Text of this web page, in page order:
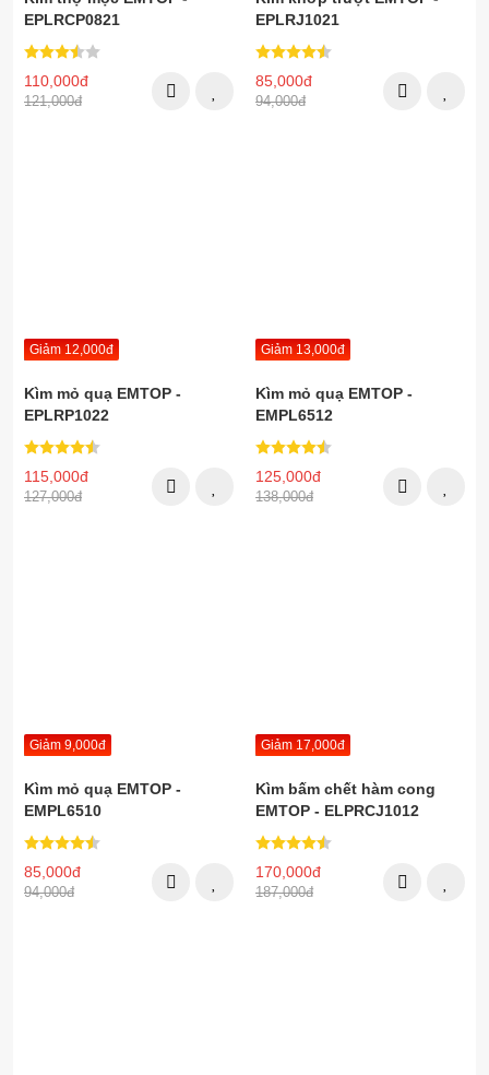
EPLRCP0821
110,000đ
121,000đ
EPLRJ1021
85,000đ
94,000đ
Giảm 12,000đ
Kìm mỏ quạ EMTOP -
EPLRP1022
115,000đ
127,000đ
Giảm 13,000đ
Kìm mỏ quạ EMTOP -
EMPL6512
125,000đ
138,000đ
Giảm 9,000đ
Kìm mỏ quạ EMTOP -
EMPL6510
85,000đ
94,000đ
Giảm 17,000đ
Kìm bấm chết hàm cong
EMTOP - ELPRCJ1012
170,000đ
187,000đ